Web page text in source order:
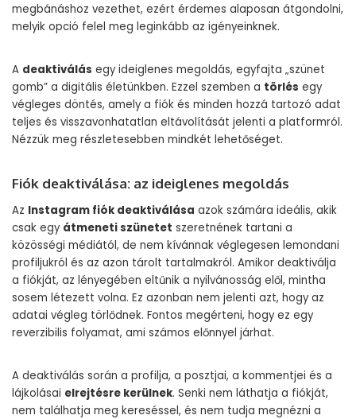
megbánáshoz vezethet, ezért érdemes alaposan átgondolni,
melyik opció felel meg leginkább az igényeinknek.
A deaktiválás egy ideiglenes megoldás, egyfajta „szünet
gomb” a digitális életünkben. Ezzel szemben a törlés egy
végleges döntés, amely a fiók és minden hozzá tartozó adat
teljes és visszavonhatatlan eltávolítását jelenti a platformról.
Nézzük meg részletesebben mindkét lehetőséget.
Fiók deaktiválása: az ideiglenes megoldás
Az Instagram fiók deaktiválása azok számára ideális, akik
csak egy átmeneti szünetet szeretnének tartani a
közösségi médiától, de nem kívánnak véglegesen lemondani
profiljukról és az azon tárolt tartalmakról. Amikor deaktiválja
a fiókját, az lényegében eltűnik a nyilvánosság elől, mintha
sosem létezett volna. Ez azonban nem jelenti azt, hogy az
adatai végleg törlődnek. Fontos megérteni, hogy ez egy
reverzibilis folyamat, ami számos előnnyel járhat.
A deaktiválás során a profilja, a posztjai, a kommentjei és a
lájkolásai elrejtésre kerülnek. Senki nem láthatja a fiókját,
nem találhatja meg kereséssel, és nem tudja megnézni a